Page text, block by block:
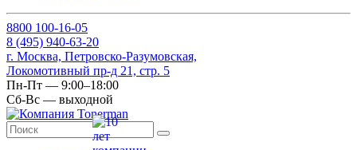
8800 100-16-05
8 (495) 940-63-20
г. Москва, Петровско-Разумовская,
Локомотивный пр-д 21, стр. 5
Пн-Пт — 9:00–18:00
Сб-Вс — выходной